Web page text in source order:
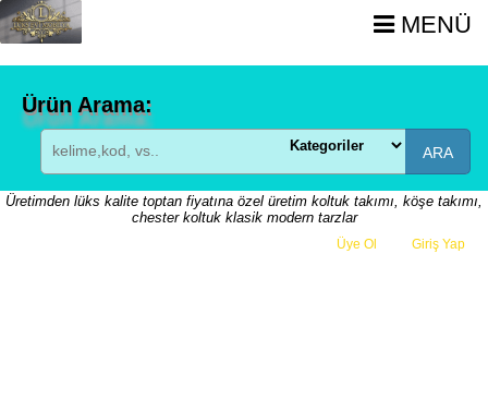
MENÜ
Ürün Arama:
ARA
Üretimden lüks kalite toptan fiyatına özel üretim koltuk takımı, köşe takımı,
chester koltuk klasik modern tarzlar
Üye Ol Giriş Yap